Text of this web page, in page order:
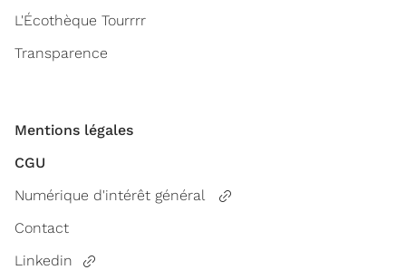
L'Écothèque Tourrrr
Transparence
Mentions légales
CGU
Numérique d'intérêt général
Contact
Linkedin